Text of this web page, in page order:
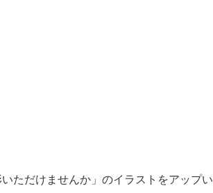
だけませんか」のイラストをアップ